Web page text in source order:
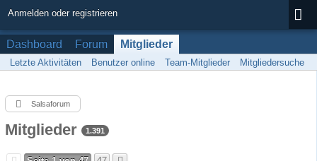
Anmelden oder registrieren
Dashboard Forum Mitglieder
Letzte Aktivitäten Benutzer online Team-Mitglieder Mitgliedersuche
Salsaforum
Mitglieder 1.391